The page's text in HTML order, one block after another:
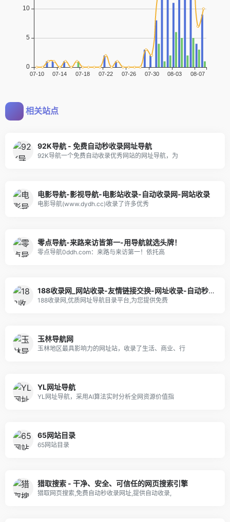
相关站点
92K导航 - 免费自动秒收录网址导航
92K导航一个免费自动收录优秀网站的网址导航，为
电影导航-影视导航-电影站收录-自动收录网-网站收录
电影导航(www.dydh.cc)收录了许多优秀
零点导航-来路来访皆第一-用导航就选头牌！
零点导航0ddh.com：来路与来访第一！依托高
188收录网_网站收录-友情链接交换-网址收录-自动秒收录
188收录网,优质网址导航目录平台,为您提供免费
玉林导航网
玉林地区最具影响力的网址站，收录了生活、商业、行
YL网址导航
YL网址导航，采用AI算法实时分析全网资源价值指
65网站目录
65网站目录
猎取搜索 - 干净、安全、可信任的网页搜索引擎
猎取网页搜索,免费自动秒收录网址,提供自动收录,